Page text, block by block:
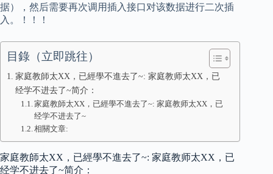
据），然后需要再次调用插入接口对该数据进行二次插
入。！！！
目錄（立即跳往）
家庭教師太XX，已經學不進去了~: 家庭教师太XX，已
经学不进去了~简介：
家庭教師太XX，已經學不進去了~: 家庭教师太XX，已
经学不进去了~
相關文章:
家庭教師太XX，已經學不進去了~: 家庭教师太XX，已
经学不进去了~简介：